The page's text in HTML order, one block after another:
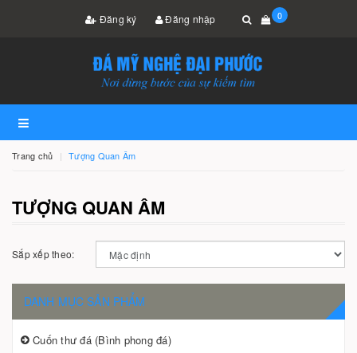
Đăng ký Đăng nhập 0
Trang chủ Tượng Quan Âm
TƯỢNG QUAN ÂM
Sắp xếp theo:
DANH MỤC SẢN PHẨM
Cuốn thư đá (Bình phong đá)